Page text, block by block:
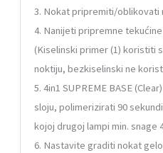
3. Nokat pripremiti/oblikovati
4. Nanijeti pripremne
(Kiselinski primer (1) koristiti
noktiju, bezkiselinski ne
5. 4in1 SUPREME BASE
sloju, polimerizirati 90
kojoj drugoj lampi min. snage
6. Nastavite graditi nokat